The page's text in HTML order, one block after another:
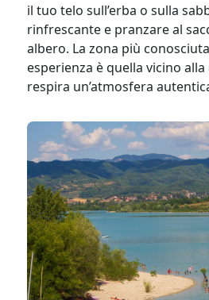
il tuo telo sull’erba o sulla
rinfrescante e pranzare al
albero. La zona più
esperienza è quella vicino alla
respira un’atmosfera